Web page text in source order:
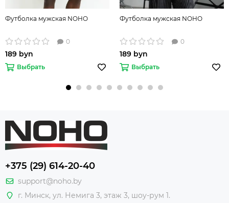
Футболка мужская NOHO
0
189 byn
Выбрать
Футболка мужская NOHO
0
189 byn
Выбрать
+375 (29) 614-20-40
support@noho.by
г. Минск, ул. Немига 3, этаж 3, шоу-рум 1.